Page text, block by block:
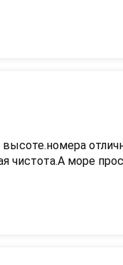
чистота.А море